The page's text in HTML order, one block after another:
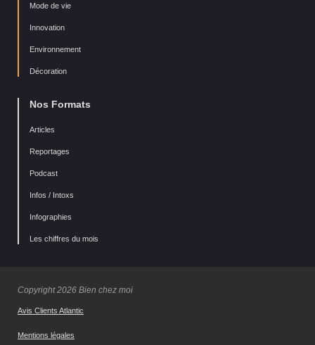
Mode de vie
Innovation
Environnement
Décoration
Nos Formats
Articles
Reportages
Podcast
Infos / Intoxs
Infographies
Les chiffres du mois
Copyright 2026 Bien chez moi
Avis Clients Atlantic
Mentions légales